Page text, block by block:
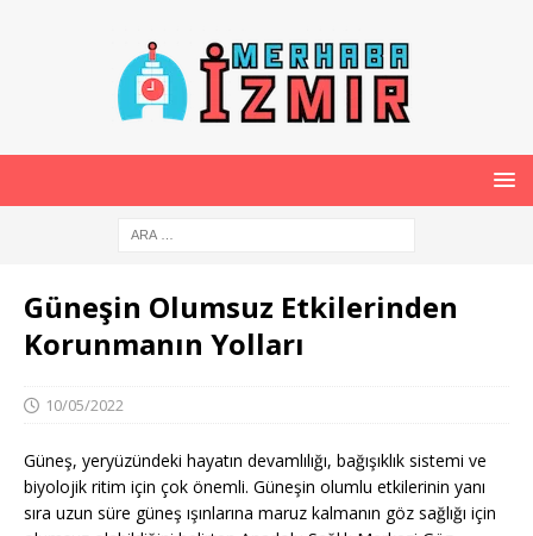
Güneşin Olumsuz Etkilerinden
Korunmanın Yolları
10/05/2022
Güneş, yeryüzündeki hayatın devamlılığı, bağışıklık sistemi ve
biyolojik ritim için çok önemli. Güneşin olumlu etkilerinin yanı
sıra uzun süre güneş ışınlarına maruz kalmanın göz sağlığı için